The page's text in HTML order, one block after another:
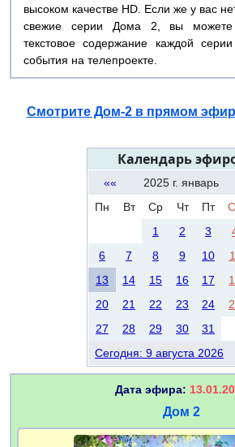
высоком качестве HD. Если же у вас
свежие серии Дома 2, вы можете
текстовое содержание каждой
события на телепроекте.
Смотрите Дом-2 в прямом
Календарь
«« 2025 г. январь
Пн
Вт Ср Чт Пт
1
2 3
6
7 8 9 10
13
14 15 16 17
20
21 22 23 24
27
28 29 30
31
Сегодня: 9 августа 2026
Дата эфира:
Дом 2